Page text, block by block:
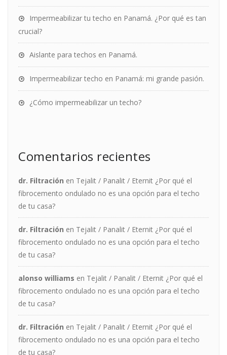
Impermeabilizar tu techo en Panamá. ¿Por qué es tan
crucial?
Aislante para techos en Panamá.
Impermeabilizar techo en Panamá: mi grande pasión.
¿Cómo impermeabilizar un techo?
Comentarios recientes
dr. Filtración en Tejalit / Panalit / Eternit ¿Por qué el
fibrocemento ondulado no es una opción para el techo
de tu casa?
dr. Filtración en Tejalit / Panalit / Eternit ¿Por qué el
fibrocemento ondulado no es una opción para el techo
de tu casa?
alonso williams en Tejalit / Panalit / Eternit ¿Por qué el
fibrocemento ondulado no es una opción para el techo
de tu casa?
dr. Filtración en Tejalit / Panalit / Eternit ¿Por qué el
fibrocemento ondulado no es una opción para el techo
de tu casa?